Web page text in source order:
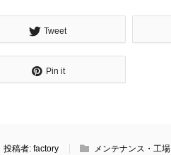
Tweet
Pin it
投稿者: factory メンテナンス・工場